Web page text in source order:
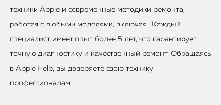
техники Apple и современные методики ремонта,
работая с любыми моделями, включая . Каждый
специалист имеет опыт более 5 лет, что гарантирует
точную диагностику и качественный ремонт. Обращаясь
в Apple Help, вы доверяете свою технику
профессионалам!